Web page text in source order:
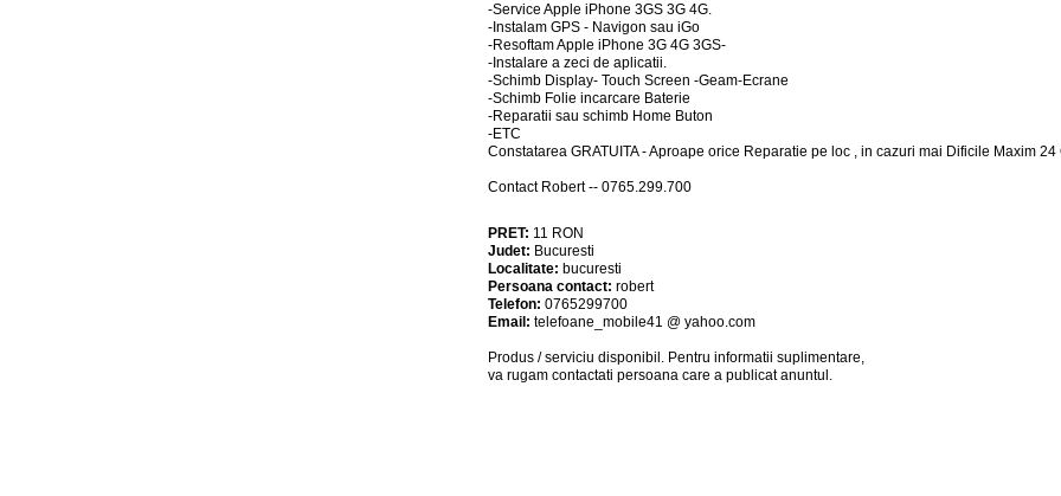
-Service Apple iPhone 3GS 3G 4G.
-Instalam GPS - Navigon sau iGo
-Resoftam Apple iPhone 3G 4G 3GS-
-Instalare a zeci de aplicatii.
-Schimb Display- Touch Screen -Geam-Ecrane
-Schimb Folie incarcare Baterie
-Reparatii sau schimb Home Buton
-ETC
Constatarea GRATUITA - Aproape orice Reparatie pe loc , in cazuri mai Dificile Maxim 24
Contact Robert -- 0765.299.700
PRET: 11 RON
Judet: Bucuresti
Localitate: bucuresti
Persoana contact: robert
Telefon: 0765299700
Email: telefoane_mobile41 @ yahoo.com
Produs / serviciu disponibil . Pentru informatii suplimentare,
va rugam contactati persoana care a publicat anuntul.